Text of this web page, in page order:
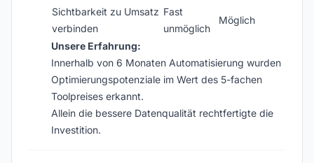
Sichtbarkeit zu Umsatz
verbinden
Fast
unmöglich
Möglich
Unsere Erfahrung:
Innerhalb von 6 Monaten Automatisierung wurden
Optimierungspotenziale im Wert des 5-fachen
Toolpreises erkannt.
Allein die bessere Datenqualität rechtfertigte die
Investition.